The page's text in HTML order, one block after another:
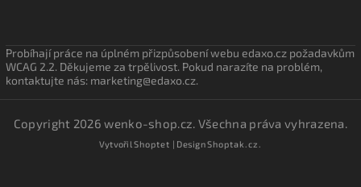
Probíhají práce na úplném přizpůsobení webu edaxo.cz požadavkům
WCAG 2.2. Děkujeme za trpělivost. Pokud narazíte na problém,
kontaktujte nás: marketing@edaxo.cz.
Copyright 2026wenko-shop.cz. Všechna práva vyhrazena.
VytvořilShoptet | DesignShoptak.cz.